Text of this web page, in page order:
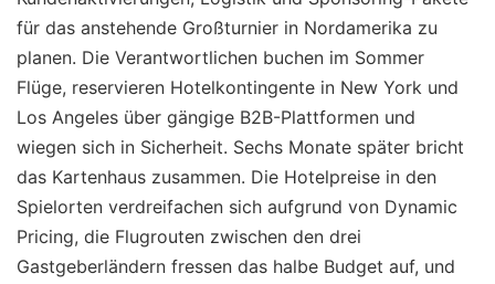
für das anstehende Großturnier in Nordamerika zu
planen. Die Verantwortlichen buchen im Sommer
Flüge, reservieren Hotelkontingente in New York und
Los Angeles über gängige B2B-Plattformen und
wiegen sich in Sicherheit. Sechs Monate später bricht
das Kartenhaus zusammen. Die Hotelpreise in den
Spielorten verdreifachen sich aufgrund von Dynamic
Pricing, die Flugrouten zwischen den drei
Gastgeberländern fressen das halbe Budget auf, und